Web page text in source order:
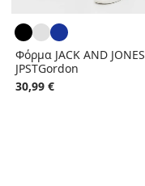
Φόρμα JACK AND JONES
JPSTGordon
30,99 €